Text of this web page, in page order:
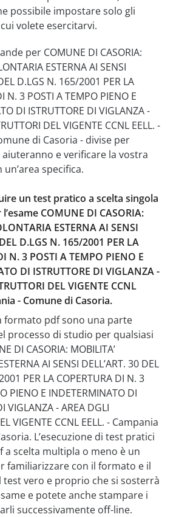
possibile impostare solo gli
volete esercitarvi.
per COMUNE DI CASORIA:
ESTERNA AI SENSI
D.LGS N. 165/2001 PER LA
N. 3 POSTI A TEMPO PIENO E
DI ISTRUTTORE DI VIGLANZA -
DEL VIGENTE CCNL EELL. -
di Casoria - divise per
e verificare la vostra
specifica.
un test pratico a scelta singola
COMUNE DI CASORIA:
ESTERNA AI SENSI
D.LGS N. 165/2001 PER LA
N. 3 POSTI A TEMPO PIENO E
DI ISTRUTTORE DI VIGLANZA -
DEL VIGENTE CCNL
- Comune di Casoria.
formato pdf sono una parte
processo di studio per qualsiasi
DI CASORIA: MOBILITA’
AI SENSI DELL’ART. 30 DEL
PER LA COPERTURA DI N. 3
PIENO E INDETERMINATO DI
VIGLANZA - AREA DGLI
VIGENTE CCNL EELL. - Campania
L’esecuzione di test pratici
a scelta multipla o meno è un
familiarizzare con il formato e il
vero e proprio che si sosterrà
e potete anche stampare i
successivamente off-line.